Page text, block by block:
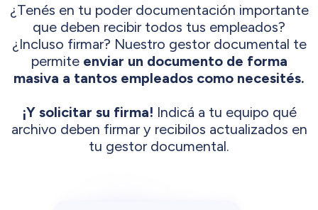
¿Tenés en tu poder documentación importante
que deben recibir todos tus empleados?
¿Incluso firmar? Nuestro gestor documental te
permite enviar un documento de forma
masiva a tantos empleados como necesités.
¡Y solicitar su firma! Indicá a tu equipo qué
archivo deben firmar y recibilos actualizados en
tu gestor documental.